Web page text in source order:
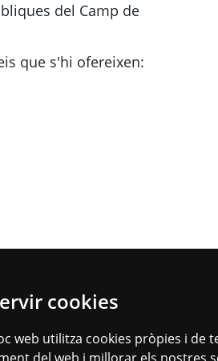
cookies
web utilitza cookies pròpies i de
del Camp de
que s'hi ofereixen: